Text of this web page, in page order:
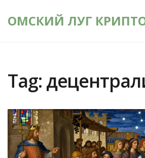
ОМСКИЙ ЛУГ
Tag: